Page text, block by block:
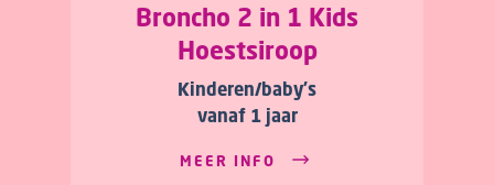
Broncho 2 in 1 Kids
Hoestsiroop
Kinderen/baby's
vanaf 1 jaar
MEER INFO